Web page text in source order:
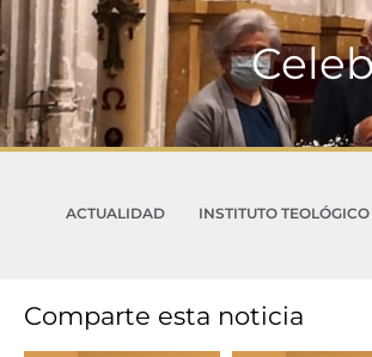
ACTUALIDAD INSTITUTO
Comparte esta noticia